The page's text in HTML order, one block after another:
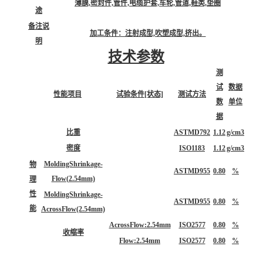
途
薄膜,密封件,管件,电缆护套,车轮,管道,鞋类,垫圈
备注说
明
加工条件：注射成型,吹塑成型,挤出。
技术参数
性能项目 试验条件[状态] 测试方法
测
试
数
据
数据
单位
物
理
性
能
比重 ASTMD792 1.12g/cm3
密度
ISO1183 1.12g/cm3
MoldingShrinkage-
Flow(2.54mm)
ASTMD955 0.80 %
MoldingShrinkage-
AcrossFlow(2.54mm)
ASTMD955 0.80 %
收缩率
AcrossFlow:2.54mm ISO2577 0.80
%
Flow:2.54mm
ISO2577 0.80
%